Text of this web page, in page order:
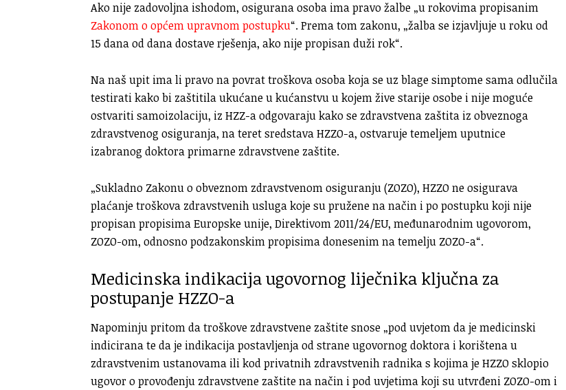
Ako nije zadovoljna ishodom, osigurana osoba ima pravo žalbe „u rokovima propisanim
Zakonom o općem upravnom postupku“. Prema tom zakonu, „žalba se izjavljuje u roku od
15 dana od dana dostave rješenja, ako nije propisan duži rok“.
Na naš upit ima li pravo na povrat troškova osoba koja se uz blage simptome sama odlučila
testirati kako bi zaštitila ukućane u kućanstvu u kojem žive starije osobe i nije moguće
ostvariti samoizolaciju, iz HZZ-a odgovaraju kako se zdravstvena zaštita iz obveznoga
zdravstvenog osiguranja, na teret sredstava HZZO-a, ostvaruje temeljem uputnice
izabranog doktora primarne zdravstvene zaštite.
„Sukladno Zakonu o obveznom zdravstvenom osiguranju (ZOZO), HZZO ne osigurava
plaćanje troškova zdravstvenih usluga koje su pružene na način i po postupku koji nije
propisan propisima Europske unije, Direktivom 2011/24/EU, međunarodnim ugovorom,
ZOZO-om, odnosno podzakonskim propisima donesenim na temelju ZOZO-a“.
Medicinska indikacija ugovornog liječnika ključna za
postupanje HZZO-a
Napominju pritom da troškove zdravstvene zaštite snose „pod uvjetom da je medicinski
indicirana te da je indikacija postavljenja od strane ugovornog doktora i korištena u
zdravstvenim ustanovama ili kod privatnih zdravstvenih radnika s kojima je HZZO sklopio
ugovor o provođenju zdravstvene zaštite na način i pod uvjetima koji su utvrđeni ZOZO-om i